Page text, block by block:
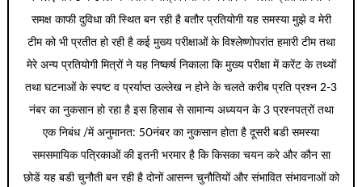
समक्ष काफी दुविधा की स्थित बन रही है बतौर प्रतियोगी यह समस्या मुझे व मेरी
टीम को भी प्रतीत हो रही है कई मुख्य परीक्षाओं के विश्लेष्णोपरांत हमारी टीम तथा
मेरे अन्य प्रतियोगी मित्रों ने यह निष्कर्ष निकाला कि मुख्य परीक्षा में करेंट के तथ्यों
तथा घटनाओं के स्पष्ट व प्रर्याप्त उल्लेख न होने के चलते करीब प्रति प्रश्न 2-3
नंबर का नुकसान हो रहा है इस हिसाब से सामान्य अध्ययन के 3 प्रश्नपत्रों तथा
एक निबंध /में अनुमानत: 50नंबर का नुकसान होता है दूसरी बडी समस्या
समसमायिक पत्रिकाओं की इतनी भरमार है कि किसका चयन करे और कौन सा
छोडें यह बडी चुनौती बन रही है दोनों आसन्न चुनौतियों और संभावित संभावनाओं को